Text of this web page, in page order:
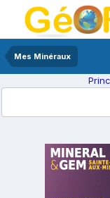
Mes Minéraux